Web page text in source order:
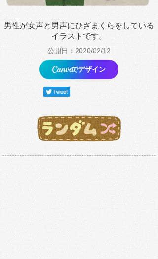
男性が女声と男声にひざまくらをしている
イラストです。
公開日：2020/02/12
でデザイン